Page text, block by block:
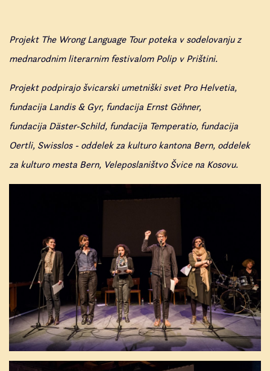
Projekt The Wrong Language Tour poteka v sodelovanju z
mednarodnim literarnim festivalom Polip v Prištini.
Projekt podpirajo švicarski umetniški svet Pro Helvetia,
fundacija Landis & Gyr, fundacija Ernst Göhner,
fundacija Däster-Schild, fundacija Temperatio, fundacija
Oertli, Swisslos - oddelek za kulturo kantona Bern, oddelek
za kulturo mesta Bern, Veleposlaništvo Švice na Kosovu.